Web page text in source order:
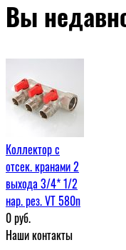
Вы
Коллектор с
отсек. кранами 2
выхода 3/4* 1/2
нар. рез. VT 580n
0руб.
Наши контакты